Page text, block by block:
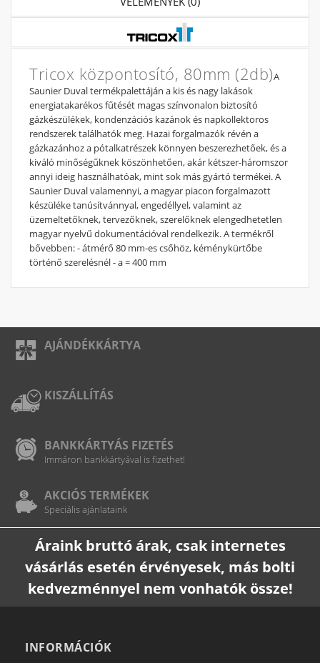
Tricox központosító, 80mm (2db)A
Saunier Duval termékpalettáján a kis és nagy lakások
energiatakarékos fűtését magas színvonalon biztosító
gázkészülékek, kondenzációs kazánok és napkollektoros
rendszerek találhatók meg. Hazai forgalmazók révén a
gázkazánhoz a pótalkatrészek könnyen beszerezhetőek, és a
kiváló minőségűknek köszönhetően, akár kétszer-háromszor
annyi ideig használhatóak, mint sok más gyártó termékei. A
Saunier Duval valamennyi, a magyar piacon forgalmazott
készüléke tanúsítvánnyal, engedéllyel, valamint az
üzemeltetőknek, tervezőknek, szerelőknek elengedhetetlen
magyar nyelvű dokumentációval rendelkezik. A termékről
bővebben: - átmérő 80 mm-es csőhöz, kéménykürtőbe
történő szerelésnél - a = 400 mm
AJÁNDÉKKÁRTYA
KISZÁLLÍTÁS
BANKKÁRTYÁS FIZETÉS
Immáron bankkártyával is fizethet!
AKCIÓS TERMÉKEK
Speciális ajánlataink
Áraink bruttó árak, csak internetes
vásárlás esetén érvényesek, más bolti
kedvezménnyel nem vonhatók össze!
INFORMÁCIÓK